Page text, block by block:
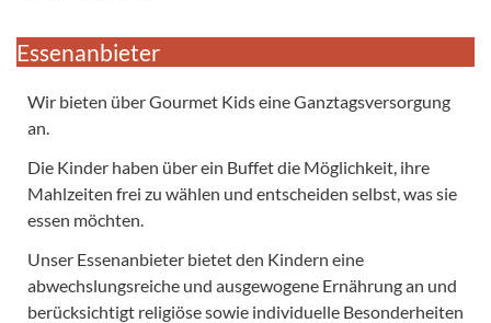
Essenanbieter
Wir bieten über Gourmet Kids eine Ganztagsversorgung
an.
Die Kinder haben über ein Buffet die Möglichkeit, ihre
Mahlzeiten frei zu wählen und entscheiden selbst, was sie
essen möchten.
Unser Essenanbieter bietet den Kindern eine
abwechslungsreiche und ausgewogene Ernährung an und
berücksichtigt religiöse sowie individuelle Besonderheiten